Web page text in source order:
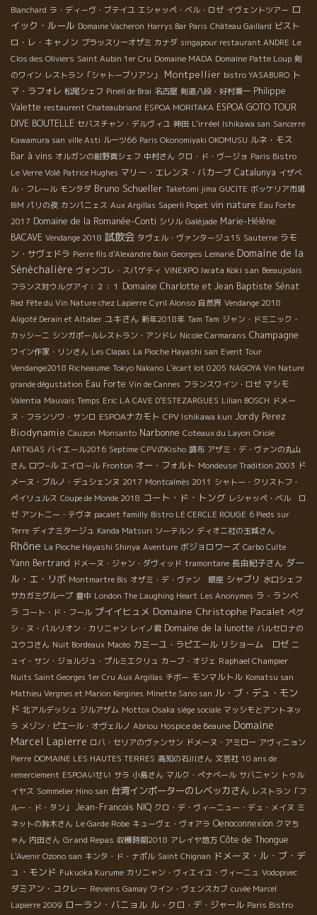
Blanchard ラ・ディーヴ・ブテイユ エシャッペ・ベル・ロゼ イヴェントツアー ロ
イック・ルール Domaine Vacheron Harrys Bar Paris Château Gaillard ビスト
ロ・レ・キャノン ブラッスリーオザミ カナダ singapour restaurant ANDRE Le
Clos des Oliviers Saint Aubin 1er Cru Domaine MADA Domaine Patte Loup 剣
のワイン レストラン「シャトーブリアン」 Montpellier bistro YASABURO ト
マ・ラフォレ 松尾シェフ Pinell de Brai 名古屋 剣道八段・好村兼一 Philippe
Valette restaurent Chateaubriand ESPOA MORITAKA ESPOA GOTO TOUR
DIVE BOUTELLE セバスチャン・デルヴィユ 神田 L'irréel Ishikawa san Sancerre
Kawamura san ville Asti ルーツ66 Paris Okonomiyaki OKOMUSU ルネ・モス
Bar à vins オルガンの紺野真シェフ 中村さん クロ・ド・ヴージョ Paris Bistro
Le Verre Volé Patrice Hughes マリー・エレンヌ・バカーブ Catalunya イザベ
ル・フレール モンタダ Bruno Schueller Taketomi jima GUCITE ボッケリア市場
BIM パリの夜 カンパニェス Aux Argillas Saperli Popet vin nature Eau Forte
2017 Domaine de la Romanée-Conti シリル Galéjade Marie-Hélène
BACAVE Vendange 2018 試飲会 タヴェル・ヴァンタージュ15 Sauterne ラモ
ン・サヴェドラ Pierre fils d'Alexandre Bain Georges Lemarié Domaine de la
Sénèchalière ヴォンゴレ・スパゲティ VINEXPO Iwata Koki san Beeaujolais
フランス対ウルグアイ：２：１ Domaine Charlotte et Jean Baptiste Sénat
Red Fête du Vin Nature chez Lapierre Cyril Alonso 自然界 Vendange 2018
Aligoté Derain et Altaber ユキさん 新年2018年 Tam Tam ジャン・ドミニック・
カッシーニ シンガポールレストラン・アンドレ Nicole Carmarans Champagne
ワイン作家・リンさん Les Clapas La Pioche Hayashi san Event Tour
Vendange2018 Richeaume Tokyo Nakano L'écart lot 0205 NAGOYA Vin Nature
grande dégustation Eau Forte Vin de Cannes フランスワイン・ロゼ マシモ
Valentia Mauvais Temps Eric LA CAVE D’ESTEZARGUES Lilian BOSCH ドメー
ヌ・フランソワ・サンロ ESPOAナカモト CPV Ishikawa kun Jordy Perez
Biodynamie Cauzon Monsanto Narbonne Coteaux du Layon Oriole
ARTIGAS バイエール2016 Septime CPVのKisho 調布 アザミ・デ・ヴァンの丸山
さん ロワ−ル エイロール Fronton オー・フォルト Mondeuse Tradition 2003 ド
メーヌ・ブルノ・デュシェンヌ 2017 Montcalmès 2011 シャトー・クリストフ・
ペイリュルス Coupe de Monde 2018 コート・ド・トング レシャッペ・ベル ロ
ゼ アントニー・テヴネ pacalet familly Bistro LE CERCLE ROUGE 6 Pieds sur
Terre ディナミタージュ Kanda Matsuri ソーテルン ディオニ社の玉城さん
Rhône La Pioche Hayashi Shinya Aventure ボジョロワーズ Carbo Culte
Yann Bertrand ドメーヌ・ジャン・ダヴィッド tramontane 長由紀子さん ダー
ル・エ・リボ Montmartre Bis オザミ・デ・ヴァン 銀座 シャブリ 水口シェフ
サカガミグループ 豊中 London The Laughing Heart Les Anonymes ラ・ランベ
ラ コート・ド・フール プイイヒュメ Domaine Christophe Pacalet ペグ
シ・ヌ・パルリオン・カリニャン レイノ君 Domaine de la lunotte バルセロナの
ユウコさん Nuit Bordeaux Macéo カミーユ・ラピエール リショーム ロゼ ニ
ュイ・サン・ジョルジュ・プルミエクリュ カーブ・オジェ Raphael Champier
Nuits Saint Georges 1er Cru Aux Argillas チボー モンマルトル Komatsu san
Mathieu Vergnes et Marion Kergines Minette Sano san ル・ブ・デュ・モン
ド 北アルデッシュ ジルアザム Mottox Osaka siège sociale マッシモとアントネッ
ラ メゾン・ピエール・オヴェルノ Abriou Hospice de Beaune Domaine
Marcel Lapierre ロバ・セリアのヴァンサン ドメーヌ・アミロー アヴィニョン
Pierre DOMAINE LES HAUTES TERRES 高知の石川さん 文芸社 10 ans de
remerciement ESPOAいせい サラ 小島さん マルク・ぺナベール サバニャン トゥル
イヤス Sommelier Hino san 台湾インポーターのレベッカさん レストラン「フ
ルー・ド・タン」
Jean-Francois NIQ クロ・デ・ヴィーニュー・デュ・メイヌ ミ
ネットの鈴木さん Le Garde Robe キューヴェ・ヴォアラ Oenoconnexion クマち
ゃん 内田さん Grand Repas 収穫時期2018 アレイヤ地方 Côte de Thongue
L'Avenir Ozono san キンタ・ド・ナポル Saint Chignan ドメーヌ・ル・ブ・デ
ュ・モンド Fukuoka Kurume カリニャン・ヴィエイユ・ヴィーニュ Vodopivec
ダミアン・コクレー Reviens Gamay ワイン・ヴェンスカブ cuvée Marcel
Lapierre 2009 ローラン・バニョル ル・クロ・デ・ジャール Paris Bistro